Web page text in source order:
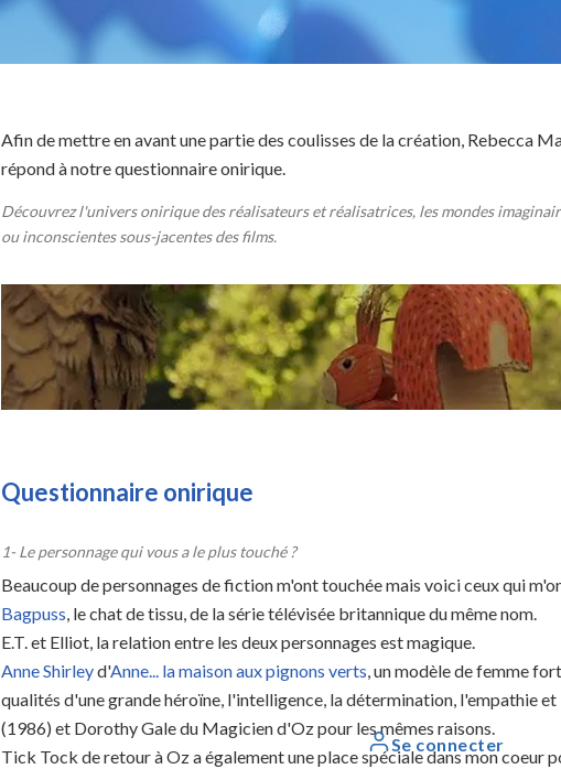
Faire un don
Se connecter
Afin de mettre en avant une partie des coulisses de la création, Rebecca
répond à notre questionnaire onirique.
Découvrez l'univers onirique des réalisateurs et réalisatrices, les mondes
ou inconscientes sous-jacentes des films.
Questionnaire onirique
1-Le personnage qui vous a le plus touché ?
Beaucoup de personnages de fiction m'ont touchée mais voici ceux qui
Bagpuss, le chat de tissu, de la série télévisée britannique du même nom.
E.T. et Elliot, la relation entre les deux personnages est magique.
Anne Shirleyd'Anne... la maison aux pignons verts, un modèle de femme
qualités d'une grande héroïne, l'intelligence, la détermination, l'empathie et
(1986) et Dorothy Gale du Magicien d'Oz pour les mêmes raisons.
Tick Tock de retour à Oz a également une place spéciale dans mon coeur